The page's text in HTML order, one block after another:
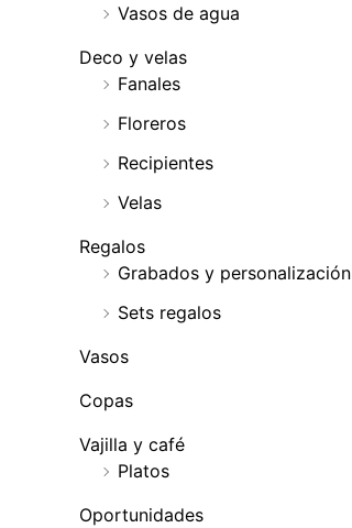
Vasos de agua
Deco y velas
Fanales
Floreros
Recipientes
Velas
Regalos
Grabados y personalización
Sets regalos
Vasos
Copas
Vajilla y café
Platos
Oportunidades